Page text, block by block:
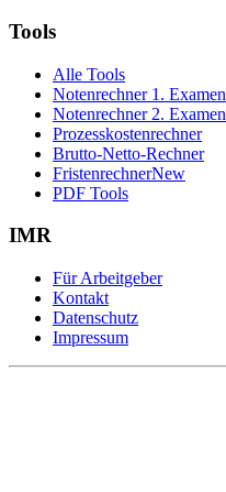
Tools
Alle Tools
Notenrechner 1. Examen
Notenrechner 2. Examen
Prozesskostenrechner
Brutto-Netto-Rechner
FristenrechnerNew
PDF Tools
IMR
Für Arbeitgeber
Kontakt
Datenschutz
Impressum